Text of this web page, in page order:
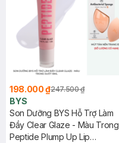
198.000 ₫247.500 ₫
BYS
Son Dưỡng BYS Hỗ Trợ Làm
Đầy Clear Glaze - Màu Trong
Suốt 13ml
Peptide Plump Up Lip